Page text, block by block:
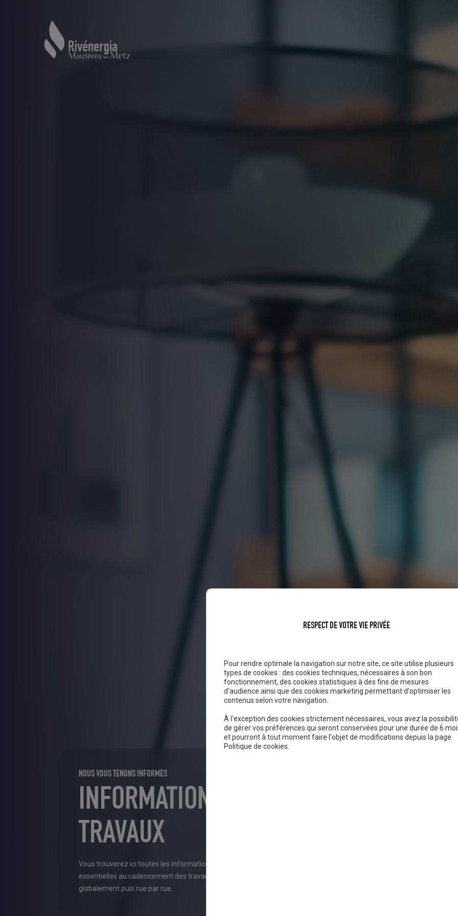
RESPECT DE VOTRE VIE PRIVÉE
Pour rendre optimale la navigation sur notre site, ce site utilise plusieurs
types de cookies : des cookies techniques, nécessaires à son bon
fonctionnement, des cookies statistiques à des fins de mesures
d'audience ainsi que des cookies marketing permettant d'optimiser les
contenus selon votre navigation.
À l'exception des cookies strictement nécessaires, vous avez la
de gérer vos préférences qui seront conservées pour une durée de 6
et pourront à tout moment faire l'objet de modifications depuis la page
Politique de cookies.
NOUS VOUS TENONS INFORMÉS
INFORMATIONS
TRAVAUX
Vous trouverez ici toutes les informations
essentielles au cadencement des travaux,
globalement puis rue par rue.